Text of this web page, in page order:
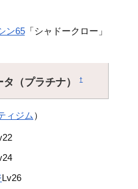
ン65「シャドークロー」
タ（プラチナ）†
ィジム ）
Lv26